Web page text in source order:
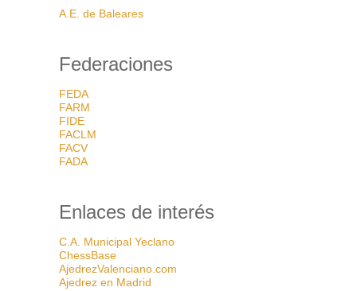
A.E. de Baleares
Federaciones
FEDA
FARM
FIDE
FACLM
FACV
FADA
Enlaces de interés
C.A. Municipal Yeclano
ChessBase
AjedrezValenciano.com
Ajedrez en Madrid